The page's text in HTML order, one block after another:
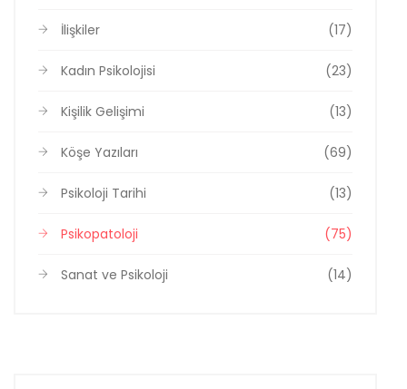
İlişkiler (17)
Kadın Psikolojisi (23)
Kişilik Gelişimi (13)
Köşe Yazıları (69)
Psikoloji Tarihi (13)
Psikopatoloji (75)
Sanat ve Psikoloji (14)